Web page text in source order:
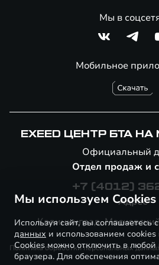
Мобильное
Мы в
EXEED ЦЕНТР БТА
Официальный
Отдел продаж и
+7 (4012)
Адрес
Калининград,
Политика обработки персональных
Мы используем Cookies
Используя сайт, вы соглашаетесь с
данных и использованием
Cookies можно отключить в любой
браузера. Для обеспечения